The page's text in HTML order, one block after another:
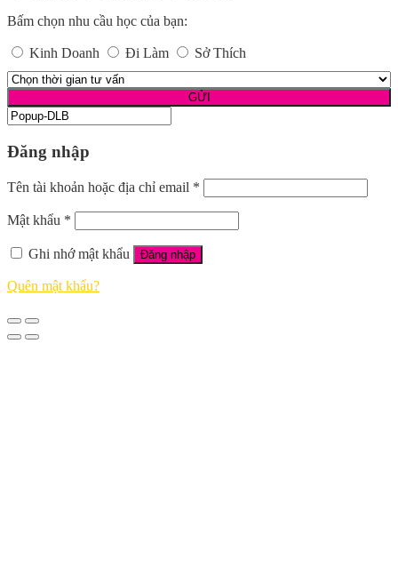
Bấm chọn nhu cầu học của bạn:
Kinh Doanh Đi Làm Sở Thích
Đăng nhập
Tên tài khoản hoặc địa chỉ email *
Mật khẩu *
Ghi nhớ mật khẩu Đăng nhập
Quên mật khẩu?